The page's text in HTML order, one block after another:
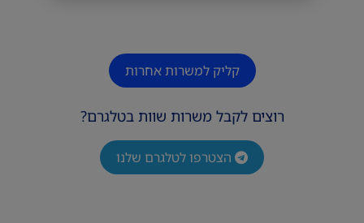
קליק למשרות אחרות
רוצים לקבל משרות שוות בטלגרם?
הצטרפו לטלגרם שלנו